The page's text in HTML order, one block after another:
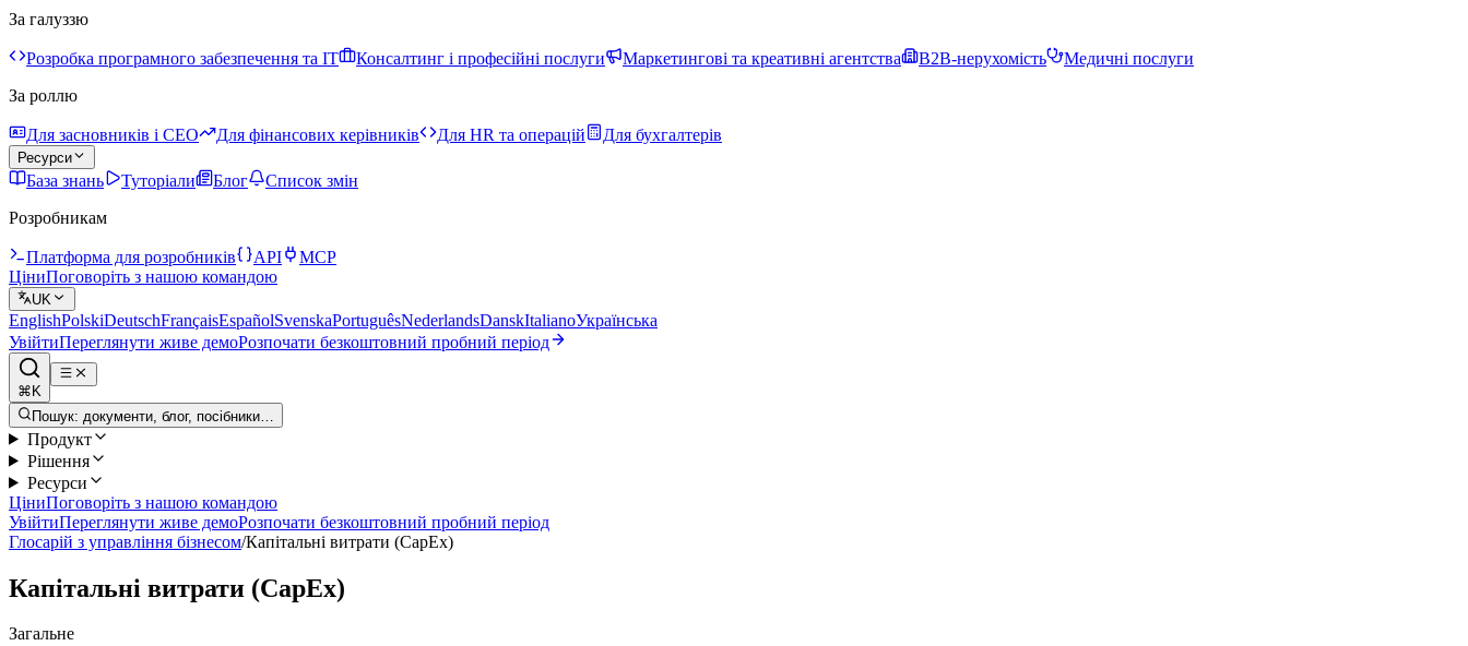
За галуззю
Розробка програмного забезпечення та IT Консалтинг і професійні послуги Маркетингові та креативні агентства B2B-нерухомість
Медичні послуги
За роллю
Для засновників і CEO Для фінансових керівників Для HR та операцій Для бухгалтерів
Ресурси
База знань Туторіали Блог
Список змін
Розробникам
Платформа для розробників API
MCP
ЦіниПоговоріть з нашою командою
UK
EnglishPolskiDeutschFrançaisEspañolSvenskaPortuguêsNederlandsDanskItalianoУкраїнська
УвійтиПереглянути живе демоРозпочати безкоштовний пробний період
⌘K
Пошук: документи, блог, посібники…
Продукт
Рішення
Ресурси
ЦіниПоговоріть з нашою командою
УвійтиПереглянути живе демоРозпочати безкоштовний пробний період
Глосарій з управління бізнесом/Капітальні витрати (CapEx)
Капітальні витрати (CapEx)
Загальне